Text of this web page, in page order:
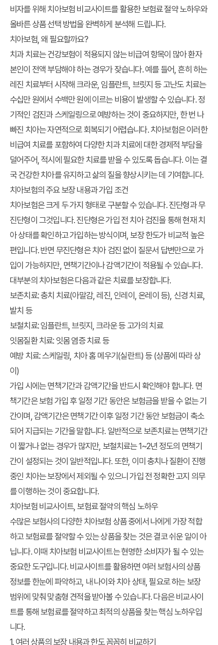
비자를 위해 치아보험 비교사이트를 활용한 보험료 절약 노하우와
올바른 상품 선택 방법을 완벽하게 분석해 드립니다.
치아보험, 왜 필요할까요?
치과 치료는 건강보험이 적용되지 않는 비급여 항목이 많아 환자
본인이 전액 부담해야 하는 경우가 잦습니다. 예를 들어, 흔히 하는
레진 치료부터 시작해 크라운, 임플란트, 브릿지 등 고난도 치료는
수십만 원에서 수백만 원에 이르는 비용이 발생할 수 있습니다. 정
기적인 검진과 스케일링으로 예방하는 것이 중요하지만, 한 번 나
빠진 치아는 자연적으로 회복되기 어렵습니다. 치아보험은 이러한
비급여 치료를 포함하여 다양한 치과 치료에 대한 경제적 부담을
덜어주어, 적시에 필요한 치료를 받을 수 있도록 돕습니다. 이는 결
국 건강한 치아를 유지하고 삶의 질을 향상시키는 데 기여합니다.
치아보험의 주요 보장 내용과 가입 조건
치아보험은 크게 두 가지 형태로 구분할 수 있습니다. 진단형과 무
진단형이 그것입니다. 진단형은 가입 전 치아 검진을 통해 현재 치
아 상태를 확인하고 가입하는 방식이며, 보장 한도가 비교적 높은
편입니다. 반면 무진단형은 치아 검진 없이 질문서 답변만으로 가
입이 가능하지만, 면책기간이나 감액기간이 적용될 수 있습니다.
대부분의 치아보험은 다음과 같은 치료를 보장합니다.
보존치료:충치 치료(아말감, 레진, 인레이, 온레이 등), 신경 치료,
발치 등
보철치료:임플란트, 브릿지, 크라운 등 고가의 치료
잇몸질환 치료: 잇몸 염증 치료 등
예방 치료:스케일링, 치아 홈 메우기(실란트) 등 (상품에 따라 상
이)
가입 시에는 면책기간과 감액기간을 반드시 확인해야 합니다. 면
책기간은 보험 가입 후 일정 기간 동안은 보험금을 받을 수 없는 기
간이며, 감액기간은 면책기간 이후 일정 기간 동안 보험금이 축소
되어 지급되는 기간을 말합니다. 일반적으로 보존치료는 면책기간
이 짧거나 없는 경우가 많지만, 보철치료는 1~2년 정도의 면책기
간이 설정되는 것이 일반적입니다. 또한, 이미 충치나 질환이 진행
중인 치아는 보장에서 제외될 수 있으니 가입 전 정확한 고지 의무
를 이행하는 것이 중요합니다.
치아보험 비교사이트, 보험료 절약의 핵심 노하우
수많은 보험사의 다양한 치아보험 상품 중에서 나에게 가장 적합
하고 보험료를 절약할 수 있는 상품을 찾는 것은 결코 쉬운 일이 아
닙니다. 이때 치아보험 비교사이트는 현명한 소비자가 될 수 있는
중요한 도구입니다. 비교사이트를 활용하면 여러 보험사의 상품
정보를 한눈에 파악하고, 내 나이와 치아 상태, 필요로 하는 보장
범위에 맞춰 맞춤형 견적을 받아볼 수 있습니다. 다음은 비교사이
트를 통해 보험료를 절약하고 최적의 상품을 찾는 핵심 노하우입
니다.
1. 여러 상품의 보장 내용과 한도 꼼꼼히 비교하기